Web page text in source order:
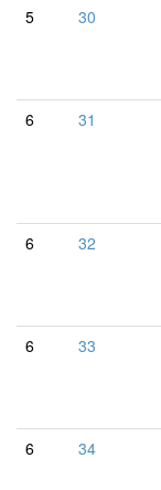
5 30
6 31
6 32
6 33
6 34